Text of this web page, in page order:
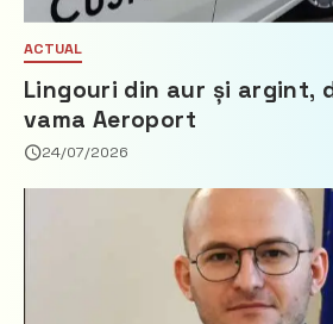
ACTUAL
Lingouri din aur și argint,
vama Aeroport
24/07/2026